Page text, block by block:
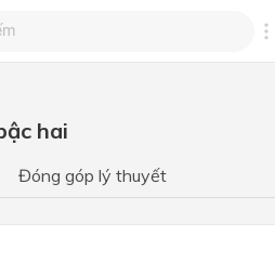
kiếm câu trả lời
câu trả lời cho câu hỏi của
hai
Đóng góp lý thuyết